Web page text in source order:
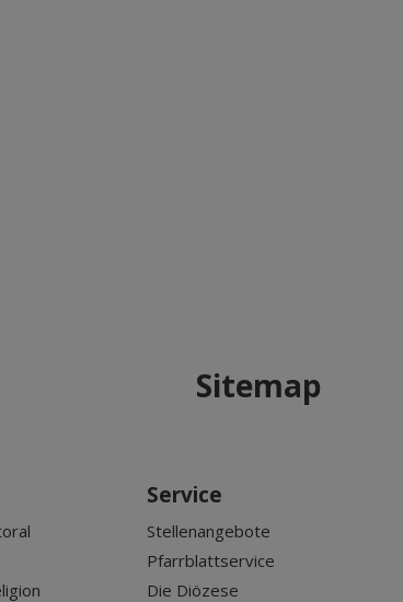
Sitemap
Service
Stellenangebote
Pfarrblattservice
Die Diözese